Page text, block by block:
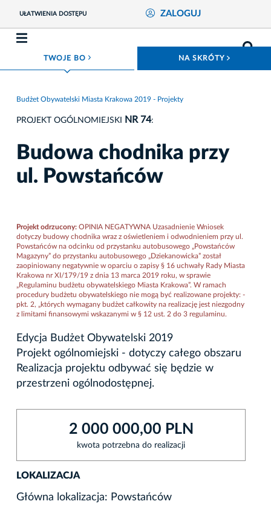
UŁATWIENIA DOSTĘPU ZALOGUJ
TWOJE BO ROZWIŃ MENU NA SKRÓTY
Budżet Obywatelski Miasta Krakowa 2019 - Projekty
PROJEKT OGÓLNOMIEJSKI NR 74:
Budowa chodnika przy
ul. Powstańców
Projekt odrzucony: OPINIA NEGATYWNA Uzasadnienie Wniosek
dotyczy budowy chodnika wraz z oświetleniem i odwodnieniem przy ul.
Powstańców na odcinku od przystanku autobusowego „Powstańców
Magazyny” do przystanku autobusowego „Dziekanowicka” został
zaopiniowany negatywnie w oparciu o zapisy § 16 uchwały Rady Miasta
Krakowa nr XI/179/19 z dnia 13 marca 2019 roku, w sprawie
„Regulaminu budżetu obywatelskiego Miasta Krakowa”. W ramach
procedury budżetu obywatelskiego nie mogą być realizowane projekty: -
pkt. 2, „których wymagany budżet całkowity na realizację jest niezgodny
z limitami finansowymi wskazanymi w § 12 ust. 2 do 3 regulaminu.
Edycja Budżet Obywatelski 2019
Projekt ogólnomiejski - dotyczy całego obszaru
Realizacja projektu odbywać się będzie w
przestrzeni ogólnodostępnej.
2 000 000,00 PLN
kwota potrzebna do realizacji
LOKALIZACJA
Główna lokalizacja: Powstańców